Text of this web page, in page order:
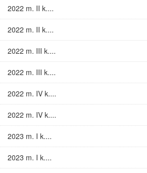
2022 m. II k....
2022 m. II k....
2022 m. III k....
2022 m. III k....
2022 m. IV k....
2022 m. IV k....
2023 m. I k....
2023 m. I k....